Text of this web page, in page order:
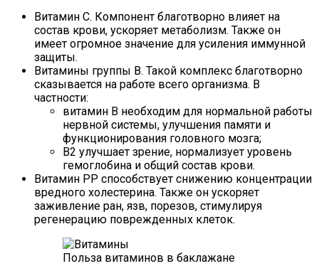
Витамин С. Компонент благотворно влияет на
состав крови, ускоряет метаболизм. Также он
имеет огромное значение для усиления иммунной
защиты.
Витамины группы В. Такой комплекс благотворно
сказывается на работе всего организма. В
частности:
витамин В необходим для нормальной работы
нервной системы, улучшения памяти и
функционирования головного мозга;
В2 улучшает зрение, нормализует уровень
гемоглобина и общий состав крови.
Витамин PP способствует снижению концентрации
вредного холестерина. Также он ускоряет
заживление ран, язв, порезов, стимулируя
регенерацию поврежденных клеток.
Польза витаминов в баклажане